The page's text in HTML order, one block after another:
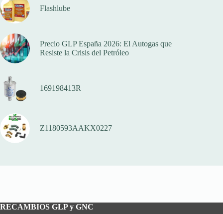
Flashlube
Precio GLP España 2026: El Autogas que
Resiste la Crisis del Petróleo
169198413R
Z1180593AAKX0227
RECAMBIOS GLP y GNC